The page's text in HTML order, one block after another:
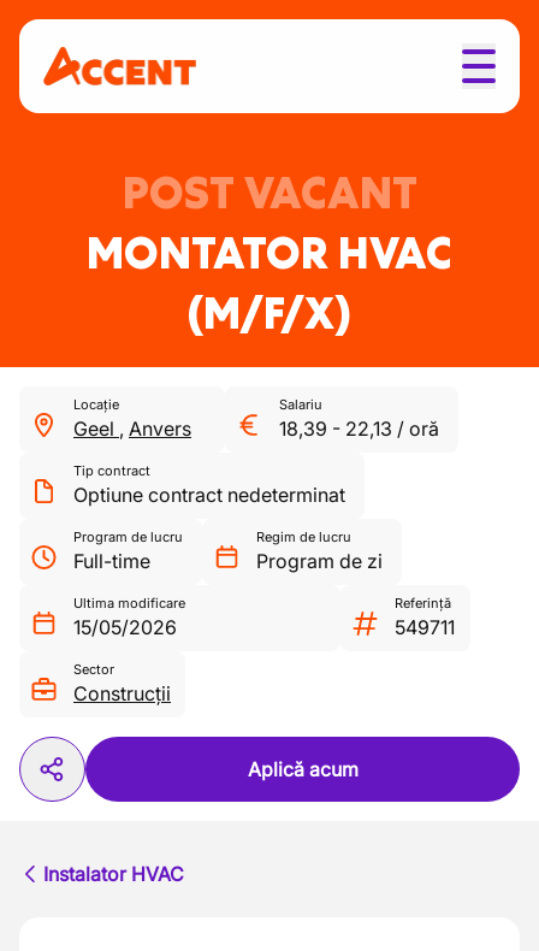
POST VACANT
MONTATOR HVAC
(M/F/X)
Locație
Geel , Anvers
Salariu
18,39 - 22,13 / oră
Tip contract
Optiune contract nedeterminat
Program de lucru
Full-time
Regim de lucru
Program de zi
Ultima modificare
15/05/2026
Referință
549711
Sector
Construcții
Aplică acum
Instalator HVAC